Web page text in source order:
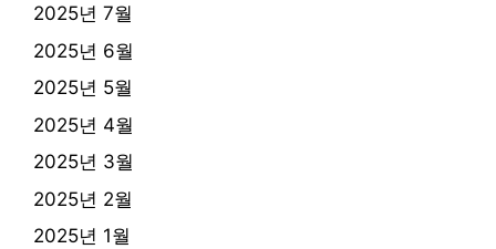
2025년 7월
2025년 6월
2025년 5월
2025년 4월
2025년 3월
2025년 2월
2025년 1월